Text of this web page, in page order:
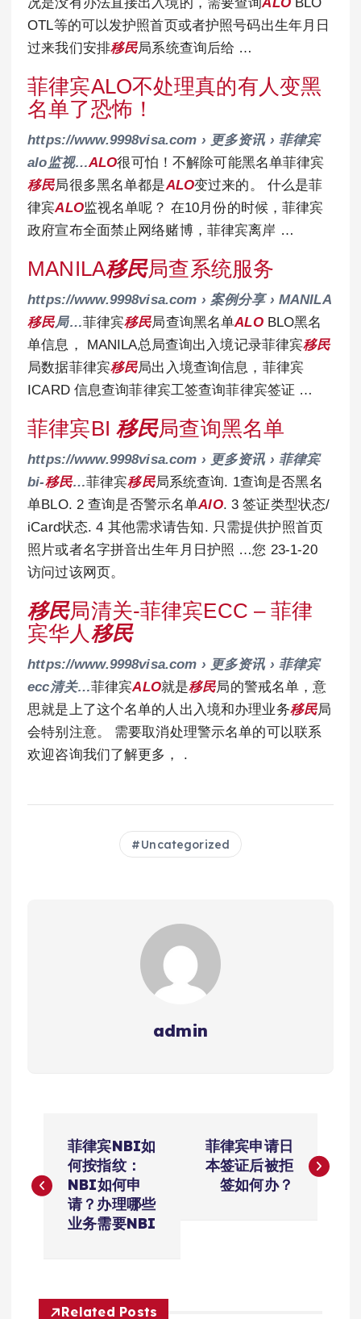
OTL等的可以发护照首页或者护照号码出生年月日
过来我们安排移民局系统查询后给 …
菲律宾ALO不处理真的有人变黑
名单了恐怖！
https://www.9998visa.com › 更多资讯 › 菲律宾
alo监视…ALO很可怕！不解除可能黑名单菲律宾
移民局很多黑名单都是ALO变过来的。 什么是菲
律宾ALO监视名单呢？ 在10月份的时候，菲律宾
政府宣布全面禁止网络赌博，菲律宾离岸 …
MANILA移民局查系统服务
https://www.9998visa.com › 案例分享 › MANILA
移民局…菲律宾移民局查询黑名单ALOBLO黑名
单信息， MANILA总局查询出入境记录菲律宾移民
局数据菲律宾移民局出入境查询信息，菲律宾
ICARD 信息查询菲律宾工签查询菲律宾签证 …
菲律宾BI 移民局查询黑名单
https://www.9998visa.com › 更多资讯 › 菲律宾
bi-移民…菲律宾移民局系统查询. 1查询是否黑名
单BLO. 2 查询是否警示名单AlO. 3 签证类型状态/
iCard状态. 4 其他需求请告知. 只需提供护照首页
照片或者名字拼音出生年月日护照 …您 23-1-20
访问过该网页。
移民局清关-菲律宾ECC – 菲律
宾华人 移民
https://www.9998visa.com › 更多资讯 › 菲律宾
ecc清关…菲律宾ALO就是移民局的警戒名单，意
思就是上了这个名单的人出入境和办理业务移民局
会特别注意。 需要取消处理警示名单的可以联系
欢迎咨询我们了解更多， .
Uncategorized
admin
章
菲律宾NBI如
何按指纹：
NBI如何申
请？办理哪些
业务需要NBI
菲律宾申请日
本签证后被拒
签如何办？
Related Posts